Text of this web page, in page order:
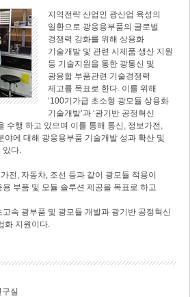
지역전략 산업인 광산업 육성의
일환으로 광응용부품의 글로벌
경쟁력 강화를 위해 상용화
기술개발 및 관련 시제품 생산 지원
등 기술지원을 통한 광통신 및
광융합 부품관련 기술경쟁력
제고를 목표로 한다. 이를 위해
‘100기가급 초소형 광모듈 상용화
기술개발’과 ‘광기반 공정혁신
수행 하고 있으며 이를 통해 통신, 정보가전,
야에 대해 광응용부품 기술개발 성과 확산 및
있다.
전, 자동차, 조선 등과 같이 광모듈 적용이
부품 및 모듈 솔루션 제공을 목표로 하고
속 광부품 및 광모듈 개발과 광기반 공정혁신
화 지원이다.
실